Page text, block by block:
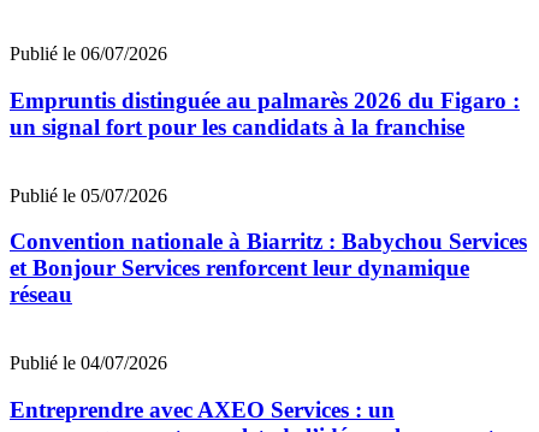
Publié le 06/07/2026
Empruntis distinguée au palmarès 2026 du Figaro :
un signal fort pour les candidats à la franchise
Publié le 05/07/2026
Convention nationale à Biarritz : Babychou Services
et Bonjour Services renforcent leur dynamique
réseau
Publié le 04/07/2026
Entreprendre avec AXEO Services : un